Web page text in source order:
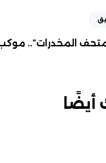
المخدرات”..
أيضًا